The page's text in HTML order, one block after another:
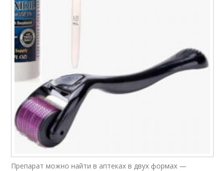
Препарат можно найти в аптеках в двух формах —